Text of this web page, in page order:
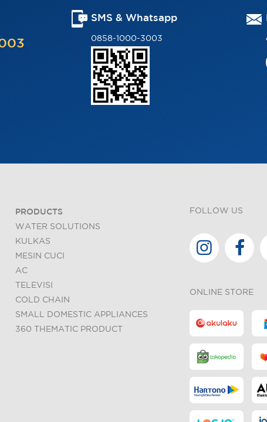
SMS & Whatsapp
0858-1000-3003
PRODUCTS
WATER SOLUTIONS
KULKAS
MESIN CUCI
AC
TELEVISI
COLD CHAIN
SMALL DOMESTIC APPLIANCES
360 THEMATIC PRODUCT
FOLLOW US
ONLINE STORE